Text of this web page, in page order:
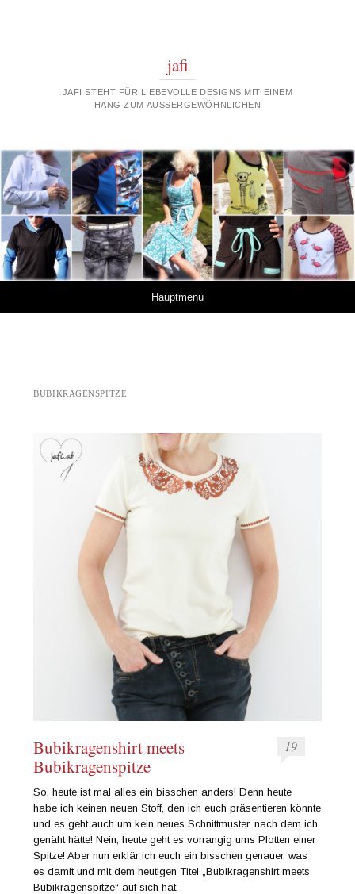
jafi
JAFI STEHT FÜR LIEBEVOLLE DESIGNS MIT EINEM
HANG ZUM AUSSERGEWÖHNLICHEN
Hauptmenü
BUBIKRAGENSPITZE
Bubikragenshirt meets
Bubikragenspitze
19
So, heute ist mal alles ein bisschen anders! Denn heute
habe ich keinen neuen Stoff, den ich euch präsentieren könnte
und es geht auch um kein neues Schnittmuster, nach dem ich
genäht hätte! Nein, heute geht es vorrangig ums Plotten einer
Spitze! Aber nun erklär ich euch ein bisschen genauer, was
es damit und mit dem heutigen Titel „Bubikragenshirt meets
Bubikragenspitze“ auf sich hat.